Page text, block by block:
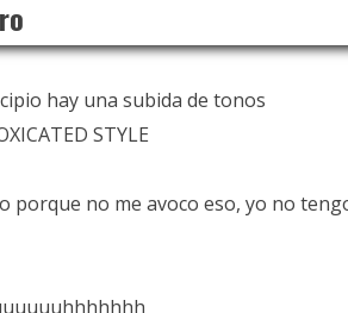
hay una subida de tonos
STYLE
porque no me avoco eso, yo no